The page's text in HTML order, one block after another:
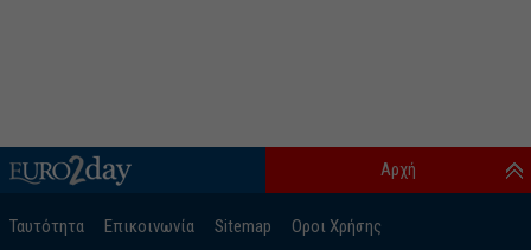
Ταυτότητα Επικοινωνία Sitemap Οροι Χρήσης
Αρχή